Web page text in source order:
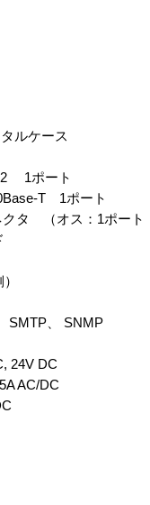
ルケース
1ポート
T 1ポート
クタ （オス：1ポー
SMTP、 SNMP
24V DC
AC/DC